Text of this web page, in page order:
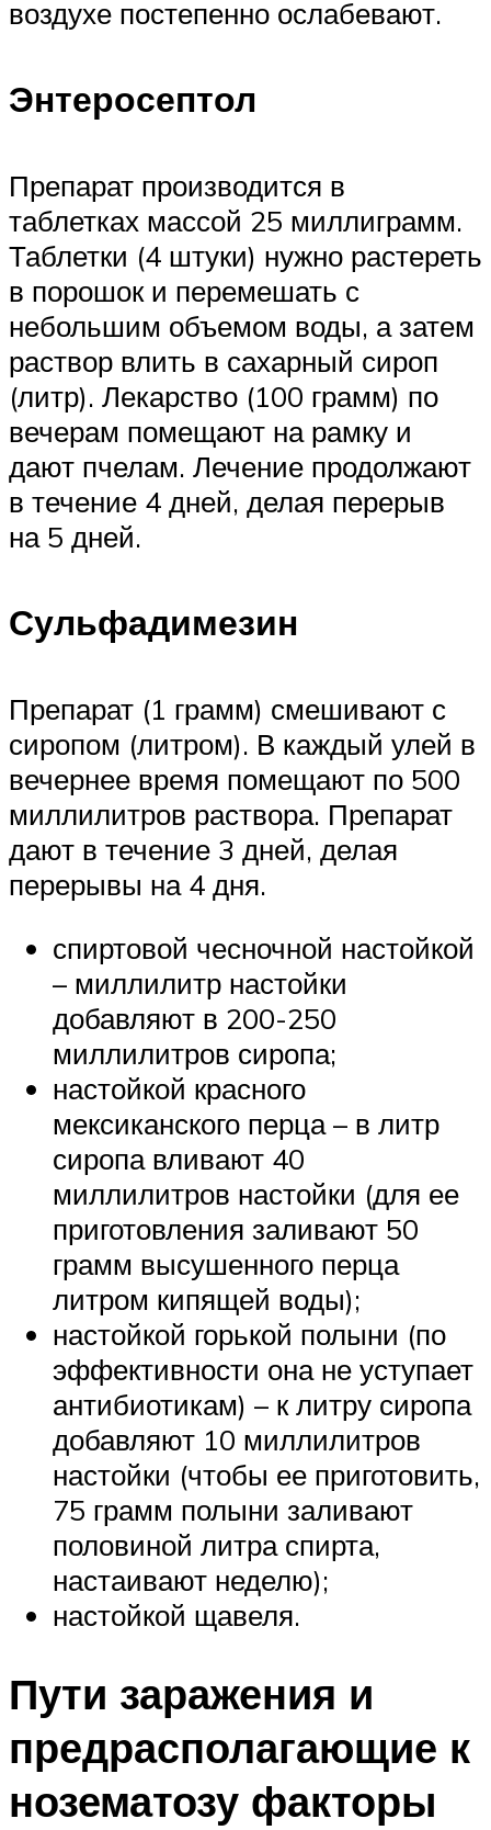
воздухе постепенно ослабевают.
Энтеросептол
Препарат производится в
таблетках массой 25 миллиграмм.
Таблетки (4 штуки) нужно растереть
в порошок и перемешать с
небольшим объемом воды, а затем
раствор влить в сахарный сироп
(литр). Лекарство (100 грамм) по
вечерам помещают на рамку и
дают пчелам. Лечение продолжают
в течение 4 дней, делая перерыв
на 5 дней.
Сульфадимезин
Препарат (1 грамм) смешивают с
сиропом (литром). В каждый улей в
вечернее время помещают по 500
миллилитров раствора. Препарат
дают в течение 3 дней, делая
перерывы на 4 дня.
спиртовой чесночной настойкой
– миллилитр настойки
добавляют в 200-250
миллилитров сиропа;
настойкой красного
мексиканского перца – в литр
сиропа вливают 40
миллилитров настойки (для ее
приготовления заливают 50
грамм высушенного перца
литром кипящей воды);
настойкой горькой полыни (по
эффективности она не уступает
антибиотикам) – к литру сиропа
добавляют 10 миллилитров
настойки (чтобы ее приготовить,
75 грамм полыни заливают
половиной литра спирта,
настаивают неделю);
настойкой щавеля.
Пути заражения и
предрасполагающие к
нозематозу факторы